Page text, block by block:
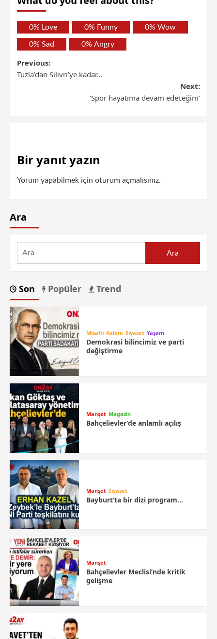
0% Love 0% Funny 0% Wow
0% Sad 0% Angry
Previous:
Tuzla’dan Silivri’ye kadar…
Next:
‘Spor hayatıma devam edeceğim’
Bir yanıt yazın
Yorum yapabilmek için oturum açmalısınız.
Ara
Ara
Son Popüler Trend
Misafir Kalem Siyaset Yaşam
Demokrasi bilincimiz ve parti
değiştirme
Manşet Magazin
Bahçelievler’de anlamlı açılış
Manşet Siyaset
Bayburt’ta bir dizi program…
Manşet
Bahçelievler Meclisi’nde kritik
gelişme